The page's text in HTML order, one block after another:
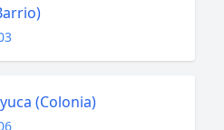
(Colonia)